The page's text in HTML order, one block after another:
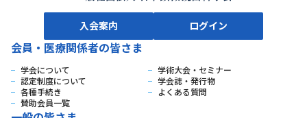
入会案内 ログイン
会員・医療関係者の皆さま
学会について
学術大会・セミナー
認定制度について
学会誌・発行物
各種手続き
よくある質問
賛助会員一覧